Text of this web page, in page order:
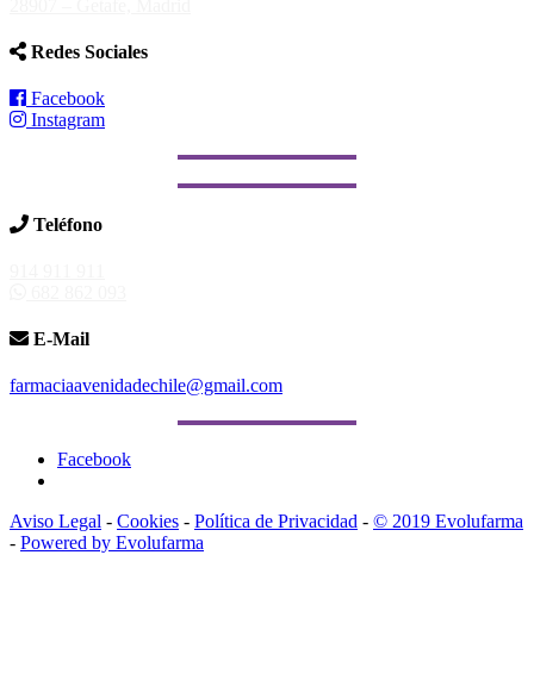
Redes Sociales
Facebook
Instagram
Teléfono
E-Mail
farmaciaavenidadechile@gmail.com
Facebook
Aviso Legal - Cookies - Política de Privacidad - © 2019 Evolufarma
- Powered by Evolufarma